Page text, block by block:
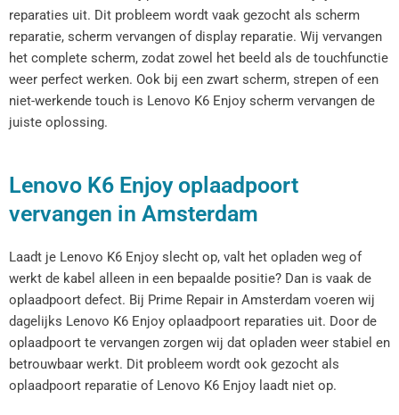
reparaties uit. Dit probleem wordt vaak gezocht als scherm
reparatie, scherm vervangen of display reparatie. Wij vervangen
het complete scherm, zodat zowel het beeld als de touchfunctie
weer perfect werken. Ook bij een zwart scherm, strepen of een
niet-werkende touch is Lenovo K6 Enjoy scherm vervangen de
juiste oplossing.
Lenovo K6 Enjoy oplaadpoort
vervangen in Amsterdam
Laadt je Lenovo K6 Enjoy slecht op, valt het opladen weg of
werkt de kabel alleen in een bepaalde positie? Dan is vaak de
oplaadpoort defect. Bij Prime Repair in Amsterdam voeren wij
dagelijks Lenovo K6 Enjoy oplaadpoort reparaties uit. Door de
oplaadpoort te vervangen zorgen wij dat opladen weer stabiel en
betrouwbaar werkt. Dit probleem wordt ook gezocht als
oplaadpoort reparatie of Lenovo K6 Enjoy laadt niet op.